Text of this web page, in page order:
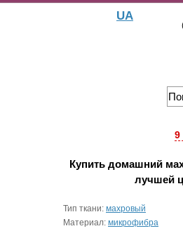
UA
9
Купить домашний
лучшей
Тип ткани: махровый
Материал: микрофибра